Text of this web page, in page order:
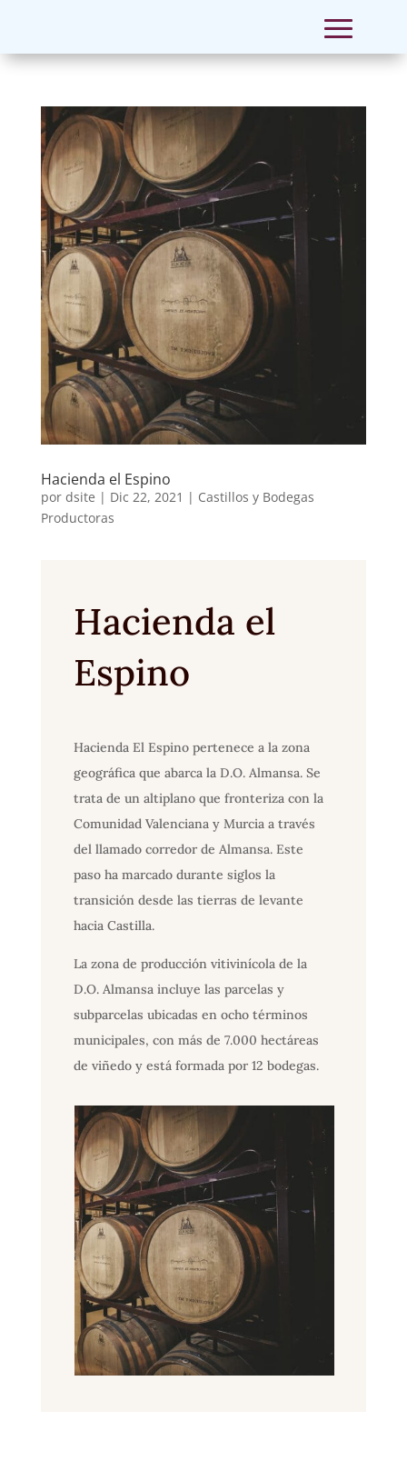
Hacienda el Espino
por dsite | Dic 22, 2021 | Castillos y Bodegas
Productoras
Hacienda el
Espino
Hacienda El Espino pertenece a la zona
geográfica que abarca la D.O. Almansa. Se
trata de un altiplano que fronteriza con la
Comunidad Valenciana y Murcia a través
del llamado corredor de Almansa. Este
paso ha marcado durante siglos la
transición desde las tierras de levante
hacia Castilla.
La zona de producción vitivinícola de la
D.O. Almansa incluye las parcelas y
subparcelas ubicadas en ocho términos
municipales, con más de 7.000 hectáreas
de viñedo y está formada por 12 bodegas.